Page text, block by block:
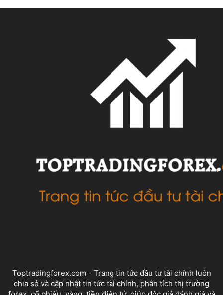
Toptradingforex.com - Trang tin tức đầu tư tài chính luôn
chia sẻ và cập nhật tin tức tài chính, phân tích thị trường